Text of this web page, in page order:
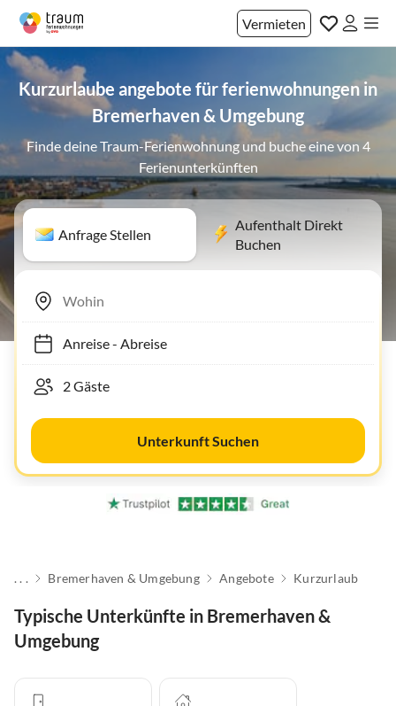
Vermieten
Kurzurlaube angebote für ferienwohnungen in
Bremerhaven & Umgebung
Finde deine Traum-Ferienwohnung und buche eine von 4
Ferienunterkünften
Anfrage Stellen
Aufenthalt Direkt
Buchen
Anreise- Abreise
Unterkunft Suchen
. . . Bremerhaven & Umgebung Angebote Kurzurlaub
Typische Unterkünfte in Bremerhaven &
Umgebung